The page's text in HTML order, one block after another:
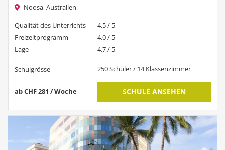
Noosa, Australien
Qualität des Unterrichts
4.5 / 5
Freizeitprogramm
4.0 / 5
Lage
4.7 / 5
Schulgrösse 250 Schüler / 14 Klassenzimmer
ab CHF 281 / Woche SCHULE ANSEHEN